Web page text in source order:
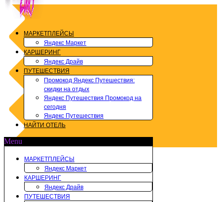
МАРКЕТПЛЕЙСЫ
Яндекс Маркет
КАРШЕРИНГ
Яндекс Драйв
ПУТЕШЕСТВИЯ
Промокод Яндекс Путешествия:
скидки на отдых
Яндекс Путешествия Промокод на
сегодня
Яндекс Путешествия
НАЙТИ ОТЕЛЬ
Menu
МАРКЕТПЛЕЙСЫ
Яндекс Маркет
КАРШЕРИНГ
Яндекс Драйв
ПУТЕШЕСТВИЯ